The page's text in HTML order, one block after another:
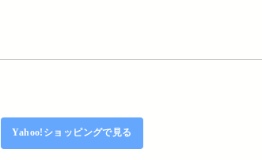
Yahoo!ショッピングで見る